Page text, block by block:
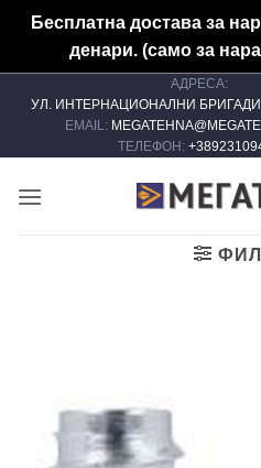
Бесплатна достава за
денари. (само за
АДРЕСА:
УЛ. ИНТЕРНАЦИОНАЛНИ БРИГАДИ
EMAIL:
ТЕЛЕФОН: